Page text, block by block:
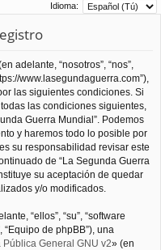
Idioma:
adelante, “nosotros”, “nos”,
www.lasegundaguerra.com”),
las siguientes condiciones. Si
las condiciones siguientes,
Guerra Mundial”. Podemos
y haremos todo lo posible por
su responsabilidad revisar este
de “La Segunda Guerra
su aceptación de quedar
y/o modificados.
“ellos”, “su”, “software
“Equipo de phpBB”), una
Pública General GNU v2» (en